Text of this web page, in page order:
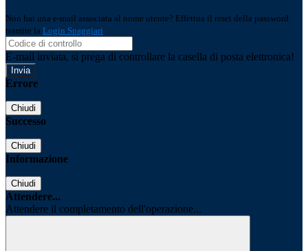
Non hai una e-mail associata al nome utente? Effettua il reset della password
tramite la Login Spaggiari
E-mail inviata, si prega di controllare la casella di posta elettronica!
Errore
Chiudi
Successo
Chiudi
Informazione
Chiudi
Attendere...
Attendere il completamento dell'operazione...